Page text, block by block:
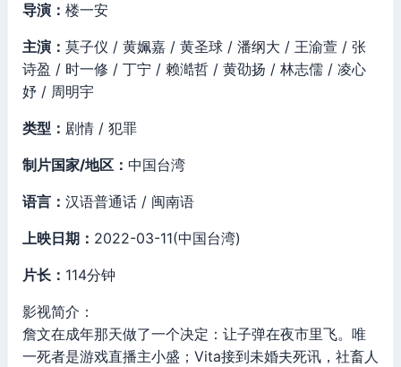
导演： 楼一安
主演： 莫子仪 / 黄姵嘉 / 黄圣球 / 潘纲大 / 王渝萱 / 张
诗盈 / 时一修 / 丁宁 / 赖澔哲 / 黄劭扬 / 林志儒 / 凌心
妤 / 周明宇
类型： 剧情 / 犯罪
制片国家/地区： 中国台湾
语言： 汉语普通话 / 闽南语
上映日期： 2022-03-11(中国台湾)
片长： 114分钟
影视简介：
詹文在成年那天做了一个决定：让子弹在夜市里飞。唯
一死者是游戏直播主小盛；Vita接到未婚夫死讯，社畜人